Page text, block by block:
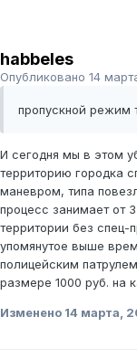
habbeles
Опубликовано 14
пропускной режим
И сегодня мы в этом
территорию городка
маневром, типа
процесс занимает от
территории без спец-
упомянутое выше
полицейским
размере 1000 руб. на
Изменено 14 марта,